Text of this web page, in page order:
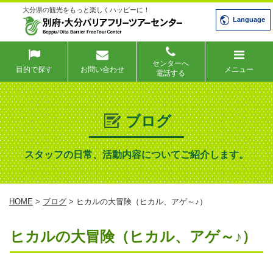
大分県の観光をもっと楽しくハッピーに！
Language
目的で探す お問い合わせ
センターへ
電話する
メニュー
ブログ
スタッフの日常、活動内容についてご紹介します。
HOME > ブログ > ヒカルの大冒険（ヒカル、アゲ～♪）
ヒカルの大冒険（ヒカル、アゲ～♪）